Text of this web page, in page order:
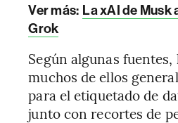
Ver más: La xAI de Musk
Grok
Según algunas
muchos de ellos
para el etiquetado de
junto con recortes de